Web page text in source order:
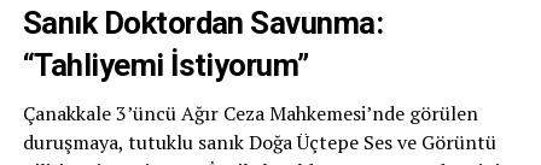
Sanık Doktordan Savunma:
“Tahliyemi İstiyorum”
Çanakkale 3’üncü Ağır Ceza Mahkemesi’nde görülen
duruşmaya, tutuklu sanık Doğa Üçtepe Ses ve Görüntü